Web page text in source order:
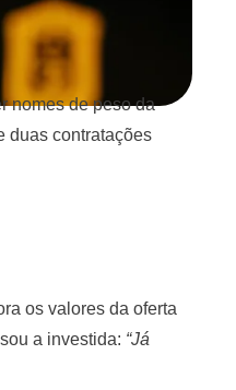
nomes de peso da
duas contratações
os valores da oferta
a investida: “Já